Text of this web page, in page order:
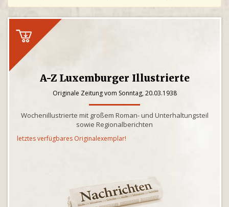
A-Z Luxemburger Illustrierte
Originale Zeitung vom Sonntag, 20.03.1938
Wochenillustrierte mit großem Roman- und Unterhaltungsteil
sowie Regionalberichten
letztes verfügbares Originalexemplar!